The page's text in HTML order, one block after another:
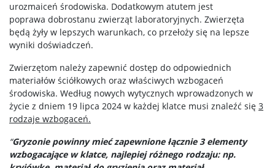
urozmaiceń środowiska. Dodatkowym atutem jest
poprawa dobrostanu zwierząt laboratoryjnych. Zwierzęta
będą żyły w lepszych warunkach, co przełoży się na lepsze
wyniki doświadczeń.
Zwierzętom należy zapewnić dostęp do odpowiednich
materiałów ściółkowych oraz właściwych wzbogaceń
środowiska. Według nowych wytycznych wprowadzonych w
życie z dniem 19 lipca 2024 w każdej klatce musi znaleźć się 3
rodzaje wzbogaceń.
“Gryzonie powinny mieć zapewnione łącznie 3 elementy
wzbogacające w klatce, najlepiej różnego rodzaju: np.